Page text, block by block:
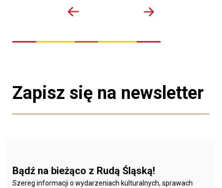
Zapisz się na newsletter
Bądź na bieżąco z Rudą Śląską!
Szereg informacji o wydarzeniach kulturalnych, sprawach